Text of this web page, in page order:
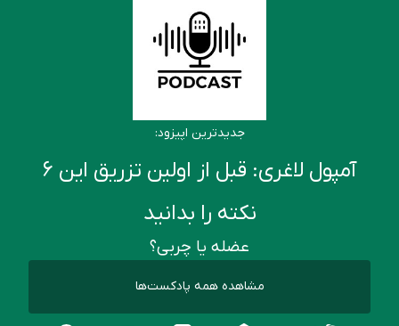
جدیدترین اپیزود:
آمپول لاغری: قبل از اولین تزریق این ۶
نکته را بدانید
عضله یا چربی؟
مشاهده همه پادکست‌ها